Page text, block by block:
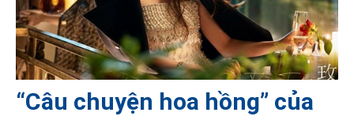
“Câu chuyện hoa hồng” của